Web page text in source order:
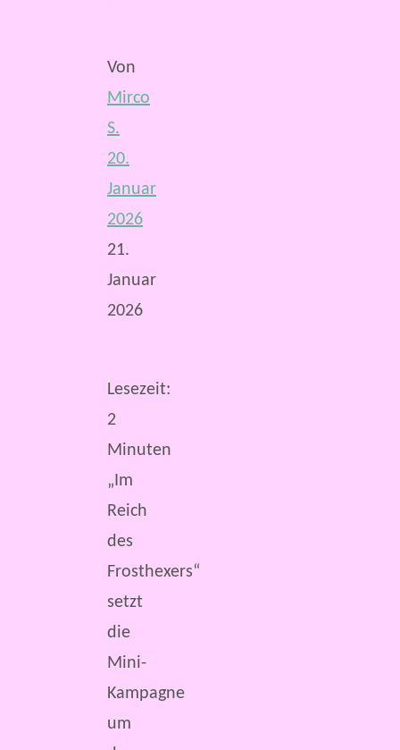
Von
Mirco
S.
20.
Januar
2026
21.
Januar
2026
Lesezeit:
2
Minuten
„Im
Reich
des
Frosthexers“
setzt
die
Mini-
Kampagne
um